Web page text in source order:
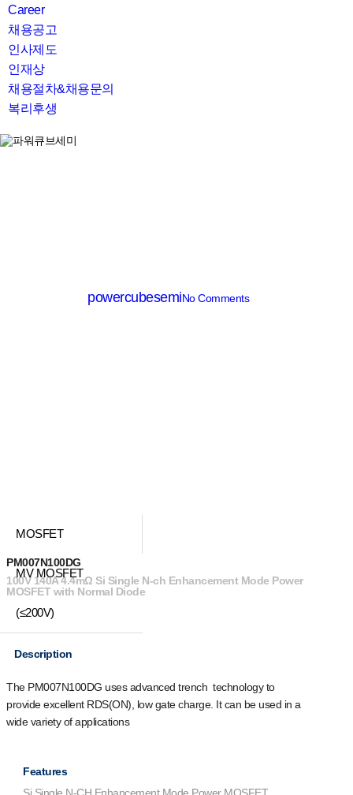
Career
채용공고
인사제도
인재상
채용절차&채용문의
복리후생
search
powercubesemiNo Comments
MOSFET
MV MOSFET
(≤200V)
PM007N100DG
100V 140A 4.4mΩ Si Single N-ch Enhancement Mode Power
MOSFET with Normal Diode
Description
The PM007N100DG uses advanced trench technology to
provide excellent RDS(ON) , low gate charge. It can be used in a
wide variety of applications
Features